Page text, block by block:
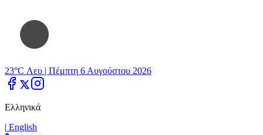
23°C Λευ | Πέμπτη 6 Αυγούστου 2026
Ελληνικά
| Εnglish